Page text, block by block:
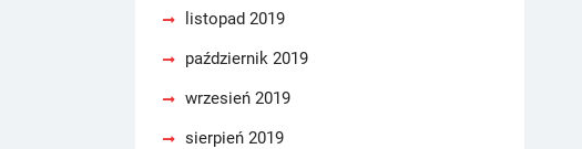
listopad 2019
październik 2019
wrzesień 2019
sierpień 2019